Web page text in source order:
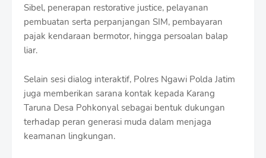
Sibel, penerapan restorative justice, pelayanan
pembuatan serta perpanjangan SIM, pembayaran
pajak kendaraan bermotor, hingga persoalan balap
liar.
Selain sesi dialog interaktif, Polres Ngawi Polda Jatim
juga memberikan sarana kontak kepada Karang
Taruna Desa Pohkonyal sebagai bentuk dukungan
terhadap peran generasi muda dalam menjaga
keamanan lingkungan.